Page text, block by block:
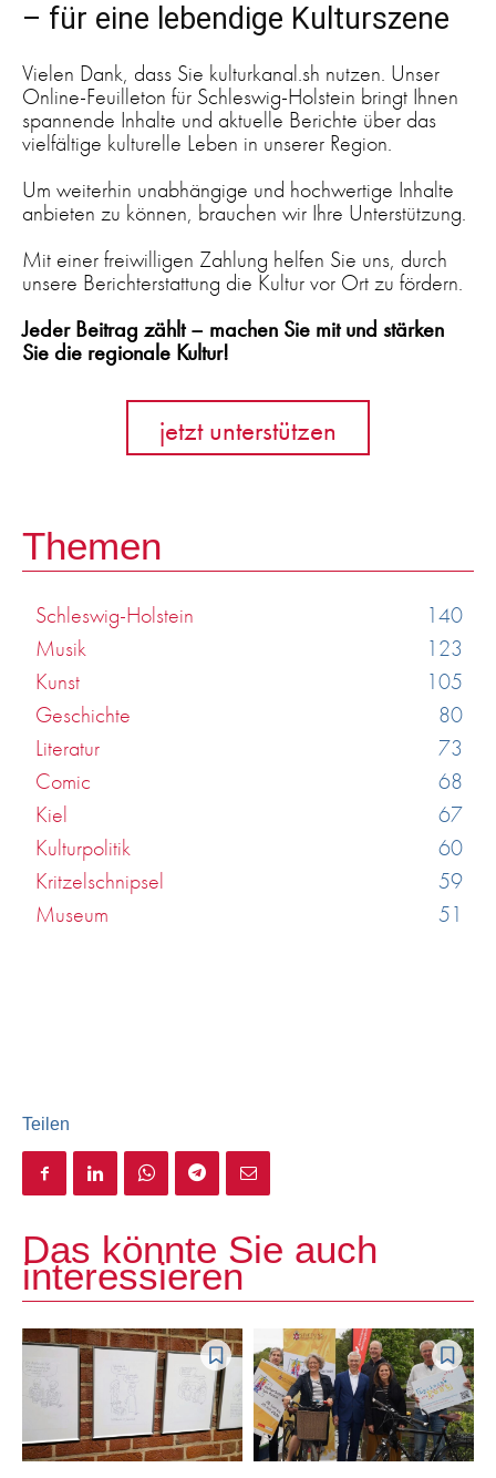
– für eine lebendige Kulturszene
Vielen Dank, dass Sie kulturkanal.sh nutzen. Unser
Online-Feuilleton für Schleswig-Holstein bringt Ihnen
spannende Inhalte und aktuelle Berichte über das
vielfältige kulturelle Leben in unserer Region.
Um weiterhin unabhängige und hochwertige Inhalte
anbieten zu können, brauchen wir Ihre Unterstützung.
Mit einer freiwilligen Zahlung helfen Sie uns, durch
unsere Berichterstattung die Kultur vor Ort zu fördern.
Jeder Beitrag zählt – machen Sie mit und stärken
Sie die regionale Kultur!
jetzt unterstützen
Themen
Schleswig-Holstein
140
Musik
123
Kunst
105
Geschichte
80
Literatur
73
Comic
68
Kiel
67
Kulturpolitik
60
Kritzelschnipsel
59
Museum
51
Teilen
Das könnte Sie auch
interessieren